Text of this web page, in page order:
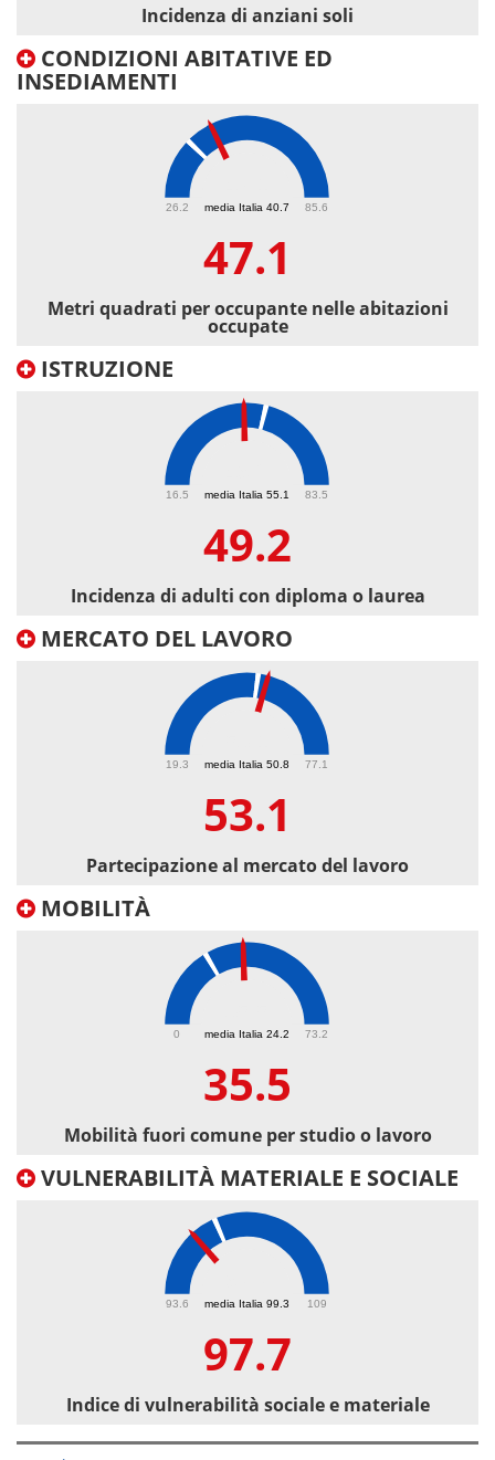
Incidenza di anziani soli
CONDIZIONI ABITATIVE ED
INSEDIAMENTI
media Italia 40.7
26.2 85.6
47.1
Metri quadrati per occupante nelle abitazioni
occupate
ISTRUZIONE
media Italia 55.1
16.5 83.5
49.2
Incidenza di adulti con diploma o laurea
MERCATO DEL LAVORO
media Italia 50.8
19.3 77.1
53.1
Partecipazione al mercato del lavoro
MOBILITÀ
media Italia 24.2
0 73.2
35.5
Mobilità fuori comune per studio o lavoro
VULNERABILITÀ MATERIALE E SOCIALE
media Italia 99.3
93.6 109
97.7
Indice di vulnerabilità sociale e materiale